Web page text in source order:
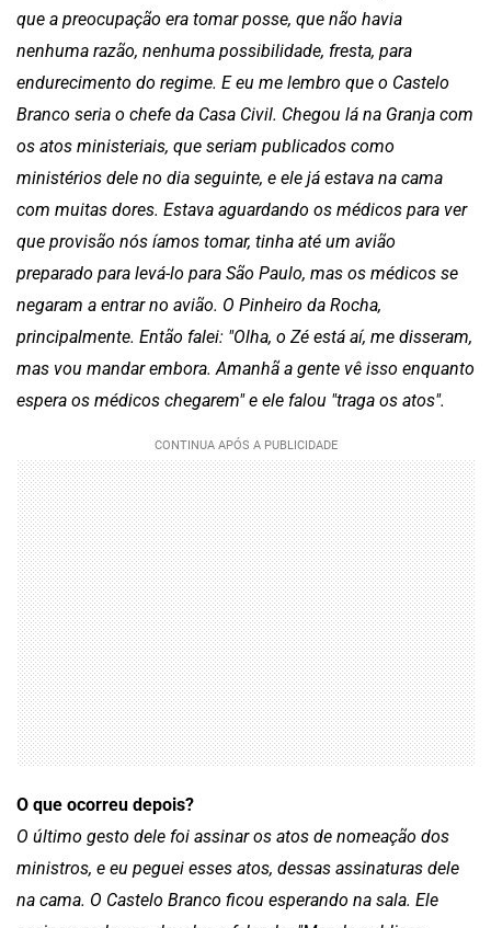
que a preocupação era tomar posse, que não havia
nenhuma razão, nenhuma possibilidade, fresta, para
endurecimento do regime. E eu me lembro que o Castelo
Branco seria o chefe da Casa Civil. Chegou lá na Granja com
os atos ministeriais, que seriam publicados como
ministérios dele no dia seguinte, e ele já estava na cama
com muitas dores. Estava aguardando os médicos para ver
que provisão nós íamos tomar, tinha até um avião
preparado para levá-lo para São Paulo, mas os médicos se
negaram a entrar no avião. O Pinheiro da Rocha,
principalmente. Então falei: "Olha, o Zé está aí, me disseram,
mas vou mandar embora. Amanhã a gente vê isso enquanto
espera os médicos chegarem" e ele falou "traga os atos".
O que ocorreu depois?
O último gesto dele foi assinar os atos de nomeação dos
ministros, e eu peguei esses atos, dessas assinaturas dele
na cama. O Castelo Branco ficou esperando na sala. Ele